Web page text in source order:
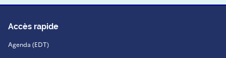
Accès rapide
Agenda (EDT)